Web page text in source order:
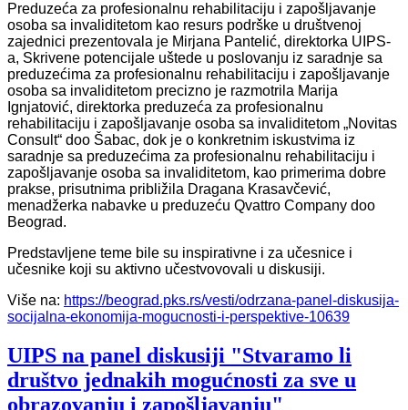
Preduzeća za profesionalnu rehabilitaciju i zapošljavanje
osoba sa invaliditetom kao resurs podrške u društvenoj
zajednici prezentovala je Mirjana Pantelić, direktorka UIPS-
a, Skrivene potencijale uštede u poslovanju iz saradnje sa
preduzećima za profesionalnu rehabilitaciju i zapošljavanje
osoba sa invaliditetom precizno je razmotrila Marija
Ignjatović, direktorka preduzeća za profesionalnu
rehabilitaciju i zapošljavanje osoba sa invaliditetom „Novitas
Consult“ doo Šabac, dok je o konkretnim iskustvima iz
saradnje sa preduzećima za profesionalnu rehabilitaciju i
zapošljavanje osoba sa invaliditetom, kao primerima dobre
prakse, prisutnima približila Dragana Krasavčević,
menadžerka nabavke u preduzeću Qvattro Company doo
Beograd.
Predstavljene teme bile su inspirativne i za učesnice i
učesnike koji su aktivno učestvovovali u diskusiji.
Više na: https://beograd.pks.rs/vesti/odrzana-panel-diskusija-
socijalna-ekonomija-mogucnosti-i-perspektive-10639
UIPS na panel diskusiji "Stvaramo li
društvo jednakih mogućnosti za sve u
obrazovanju i zapošljavanju"